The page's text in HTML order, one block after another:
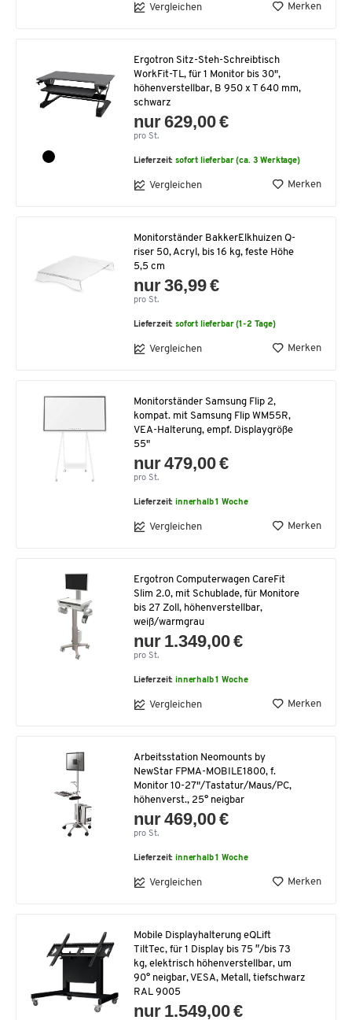
Vergleichen Merken
Ergotron Sitz-Steh-Schreibtisch
WorkFit-TL, für 1 Monitor bis 30",
höhenverstellbar, B 950 x T 640 mm,
schwarz
nur 629,00 €
pro St.
Lieferzeit:sofort lieferbar (ca. 3 Werktage)
Vergleichen Merken
Monitorständer BakkerElkhuizen Q-
riser 50, Acryl, bis 16 kg, feste Höhe
5,5 cm
nur 36,99 €
pro St.
Lieferzeit:sofort lieferbar (1-2 Tage)
Vergleichen Merken
Monitorständer Samsung Flip 2,
kompat. mit Samsung Flip WM55R,
VEA-Halterung, empf. Displaygröße
55"
nur 479,00 €
pro St.
Lieferzeit:innerhalb 1 Woche
Vergleichen Merken
Ergotron Computerwagen CareFit
Slim 2.0, mit Schublade, für Monitore
bis 27 Zoll, höhenverstellbar,
weiß/warmgrau
nur 1.349,00 €
pro St.
Lieferzeit:innerhalb 1 Woche
Vergleichen Merken
Arbeitsstation Neomounts by
NewStar FPMA-MOBILE1800, f.
Monitor 10-27"/Tastatur/Maus/PC,
höhenverst., 25° neigbar
nur 469,00 €
pro St.
Lieferzeit:innerhalb 1 Woche
Vergleichen Merken
Mobile Displayhalterung eQLift
TiltTec, für 1 Display bis 75 ″/bis 73
kg, elektrisch höhenverstellbar, um
90° neigbar, VESA, Metall, tiefschwarz
RAL 9005
nur 1.549,00 €